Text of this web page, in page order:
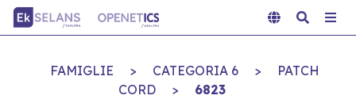
FAMIGLIE > CATEGORIA 6 >
PATCH
CORD
> 6823